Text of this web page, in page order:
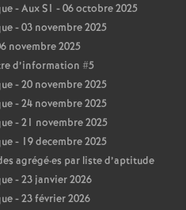
- Aux S1 - 06 octobre 2025
- 03 novembre 2025
novembre 2025
d’information #5
- 20 novembre 2025
- 24 novembre 2025
- 21 novembre 2025
- 19 decembre 2025
agrégé·es par liste d’aptitude
- 23 janvier 2026
- 23 février 2026